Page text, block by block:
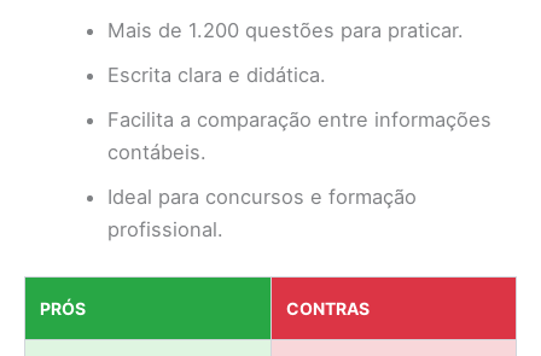
Mais de 1.200 questões para praticar.
Escrita clara e didática.
Facilita a comparação entre informações
contábeis.
Ideal para concursos e formação
profissional.
PRÓS CONTRAS